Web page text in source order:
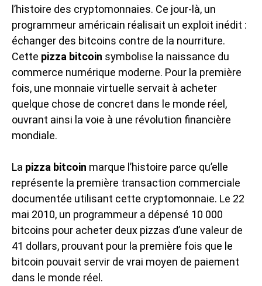
l’histoire des cryptomonnaies. Ce jour-là, un
programmeur américain réalisait un exploit inédit :
échanger des bitcoins contre de la nourriture.
Cette pizza bitcoin symbolise la naissance du
commerce numérique moderne. Pour la première
fois, une monnaie virtuelle servait à acheter
quelque chose de concret dans le monde réel,
ouvrant ainsi la voie à une révolution financière
mondiale.
La pizza bitcoin marque l’histoire parce qu’elle
représente la première transaction commerciale
documentée utilisant cette cryptomonnaie. Le 22
mai 2010, un programmeur a dépensé 10 000
bitcoins pour acheter deux pizzas d’une valeur de
41 dollars, prouvant pour la première fois que le
bitcoin pouvait servir de vrai moyen de paiement
dans le monde réel.